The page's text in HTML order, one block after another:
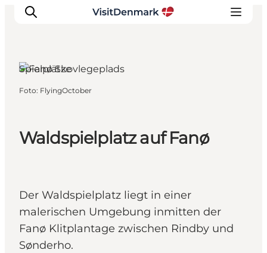
Erlebnisse
Unterkünfte
Waldspielplatz auf Fanø
Der Waldspielplatz liegt in einer
malerischen Umgebung inmitten der
Fanø Klitplantage zwischen Rindby und
Sønderho.
Spielplätze
Foto: FlyingOctober